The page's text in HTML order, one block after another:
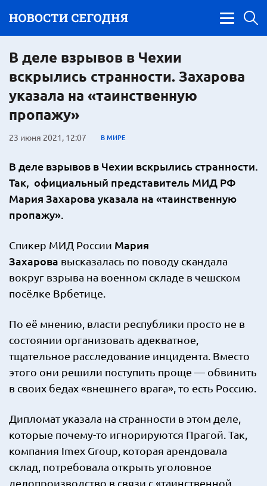
В деле взрывов в Чехии
вскрылись странности. Захарова
указала на «таинственную
пропажу»
23 июня 2021, 12:07 В МИРЕ
В деле взрывов в Чехии вскрылись странности.
Так, официальный представитель МИД РФ
Мария Захарова указала на «таинственную
пропажу».
Спикер МИД России Мария
Захарова высказалась по поводу скандала
вокруг взрыва на военном складе в чешском
посёлке Врбетице.
По её мнению, власти республики просто не в
состоянии организовать адекватное,
тщательное расследование инцидента. Вместо
этого они решили поступить проще — обвинить
в своих бедах «внешнего врага», то есть Россию.
Дипломат указала на странности в этом деле,
которые почему-то игнорируются Прагой. Так,
компания Imex Group, которая арендовала
склад, потребовала открыть уголовное
делопроизводство в связи с «таинственной